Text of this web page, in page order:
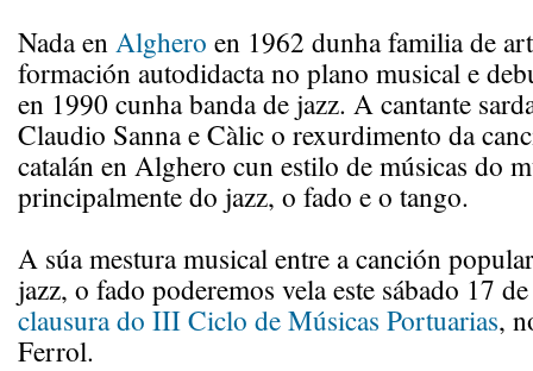
Nada enAlghero en 1962 dunha familia de
formación autodidacta no plano musical e
en 1990 cunha banda de jazz. A cantante
Claudio Sanna e Càlic o rexurdimento da
catalán en Alghero cun estilo de músicas do
principalmente do jazz, o fado e o tango.
A súa mestura musical entre a canción
jazz, o fado poderemos vela este sábado 17
clausura do III Ciclo de Músicas Portuarias,
Ferrol.